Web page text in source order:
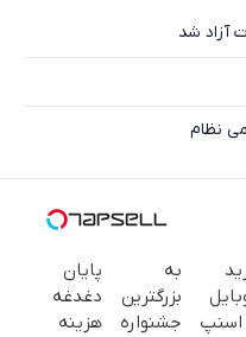
آزاد شد
نظام
اسنپ
به
بزرگترین
جشنواره
پایان
دغدغه
هزینه